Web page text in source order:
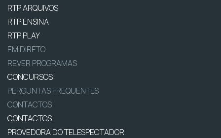
RTP ARQUIVOS
RTP ENSINA
RTP PLAY
EM DIRETO
REVER PROGRAMAS
CONCURSOS
PERGUNTAS FREQUENTES
CONTACTOS
CONTACTOS
PROVEDORA DO TELESPECTADOR